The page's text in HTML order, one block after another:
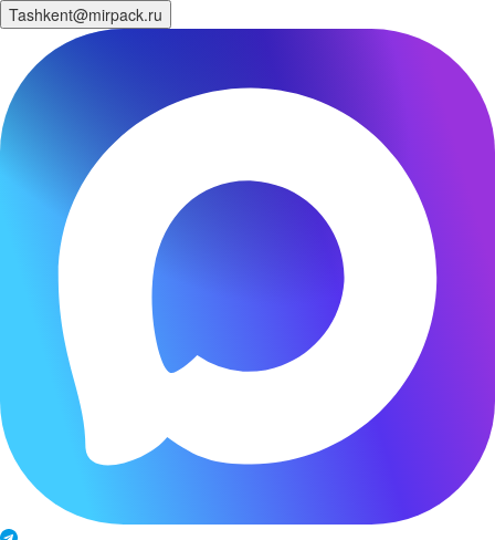
Tashkent@mirpack.ru